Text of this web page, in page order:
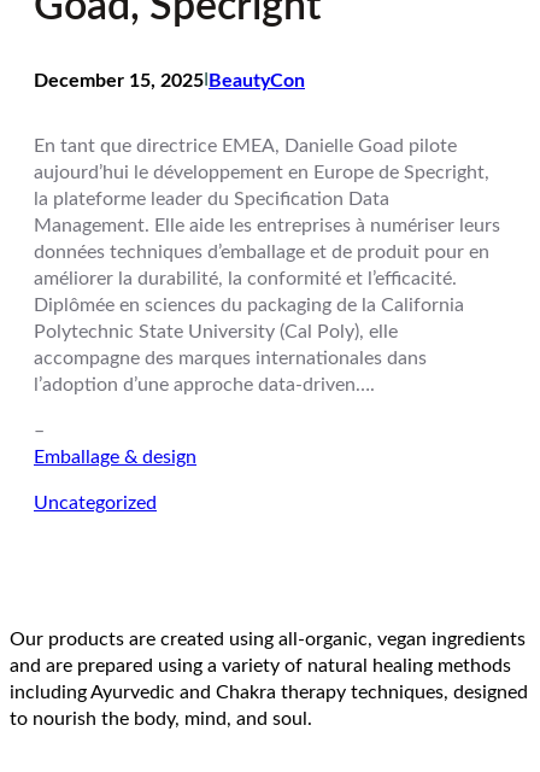
December 15, 2025 BeautyCon
En tant que directrice EMEA, Danielle Goad pilote
aujourd’hui le développement en Europe de Specright,
la plateforme leader du Specification Data
Management. Elle aide les entreprises à numériser leurs
données techniques d’emballage et de produit pour en
améliorer la durabilité, la conformité et l’efficacité.
Diplômée en sciences du packaging de la California
Polytechnic State University (Cal Poly), elle
accompagne des marques internationales dans
l’adoption d’une approche data-driven….
–
Emballage & design
Uncategorized
Our products are created using all-organic, vegan ingredients
and are prepared using a variety of natural healing methods
including Ayurvedic and Chakra therapy techniques, designed
to nourish the body, mind, and soul.